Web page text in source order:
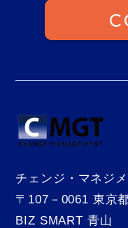
チェンジ・マネジ
〒107－0061 東京
BIZ SMART 青山